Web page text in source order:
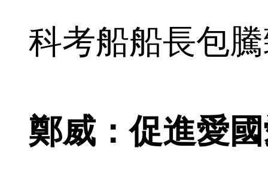
科考船船長包
鄭威：促進愛